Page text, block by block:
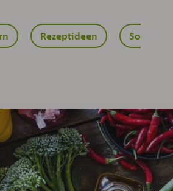
Rezeptideen Sommer